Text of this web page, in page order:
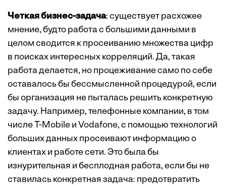
Четкая бизнес-задача: существует расхожее
мнение, будто работа с большими данными в
целом сводится к просеиванию множества цифр
в поисках интересных корреляций. Да, такая
работа делается, но процеживание само по себе
оставалось бы бессмысленной процедурой, если
бы организация не пыталась решить конкретную
задачу. Например, телефонные компании, в том
числе T-Mobile и Vodafone, с помощью технологий
больших данных просеивают информацию о
клиентах и работе сети. Это была бы
изнурительная и бесплодная работа, если бы не
ставилась конкретная задача: предотвратить